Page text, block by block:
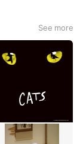
See more